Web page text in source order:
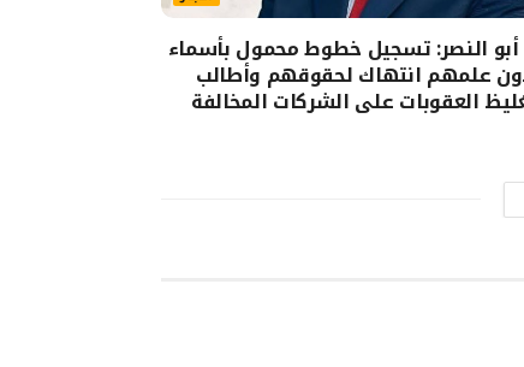
أبو النصر: تسجيل خطوط محمول بأسماء
علمهم انتهاك لحقوقهم وأطالب
العقوبات على الشركات المخالفة